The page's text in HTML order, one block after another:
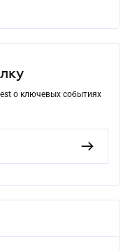
о ключевых событиях